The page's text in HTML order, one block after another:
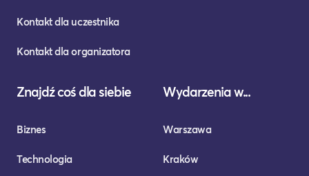
Kontakt dla uczestnika
Kontakt dla organizatora
Znajdź coś dla siebie
Biznes
Technologia
Wydarzenia w...
Warszawa
Kraków